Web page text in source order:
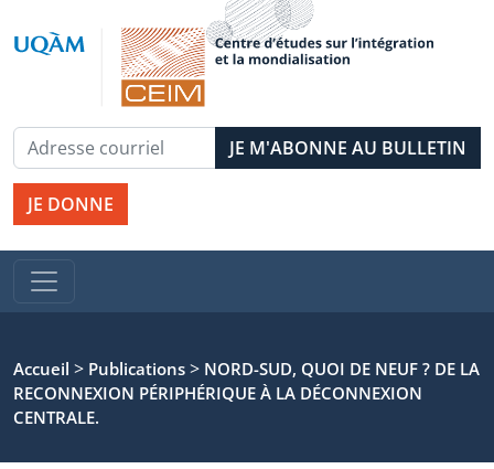
JE DONNE
Accueil > Publications > NORD-SUD, QUOI DE NEUF ? DE LA
RECONNEXION PÉRIPHÉRIQUE À LA DÉCONNEXION
CENTRALE.